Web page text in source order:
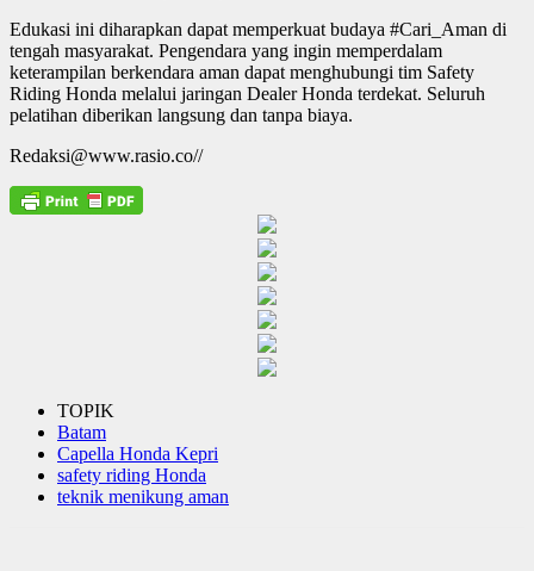
Edukasi ini diharapkan dapat memperkuat budaya #Cari_Aman di
tengah masyarakat. Pengendara yang ingin memperdalam
keterampilan berkendara aman dapat menghubungi tim Safety
Riding Honda melalui jaringan Dealer Honda terdekat. Seluruh
pelatihan diberikan langsung dan tanpa biaya.
Redaksi@www.rasio.co//
TOPIK
Batam
Capella Honda Kepri
safety riding Honda
teknik menikung aman